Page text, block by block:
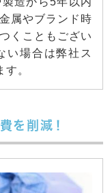
属やブランド時
くこともござい
い場合は弊社ス
。
を削減！